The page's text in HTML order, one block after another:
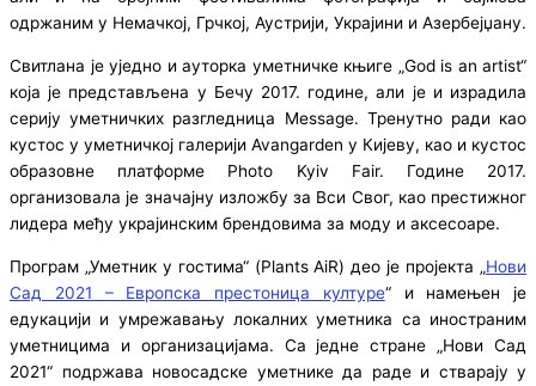
одржаним у Немачкој, Грчкој, Аустрији, Украјини и Азербејџану.
Свитлана је уједно и ауторка уметничке књиге „God is an artist“
која је представљена у Бечу 2017. године, али је и израдила
серију уметничких разгледница Message. Тренутно ради као
кустос у уметничкој галерији Avangarden у Кијеву, као и кустос
образовне платформе Photo Kyiv Fair. Године 2017.
организовала је значајну изложбу за Вси Свог, као престижног
лидера међу украјинским брендовима за моду и аксесоаре.
Програм „Уметник у гостима“ (Plants AiR) део је пројекта „Нови
Сад 2021 – Европска престоница културе“ и намењен је
едукацији и умрежавању локалних уметника са иностраним
уметницима и организацијама. Са једне стране „Нови Сад
2021“ подржава новосадске уметнике да раде и стварају у